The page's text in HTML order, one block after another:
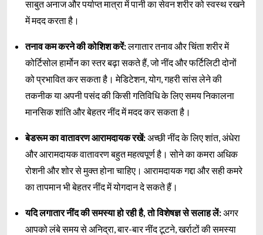
साबुत अनाज और पर्याप्त मात्रा में पानी का सेवन शरीर को स्वस्थ रखने
में मदद करता है।
तनाव कम करने की कोशिश करें:लगातार तनाव और चिंता शरीर में
कोर्टिसोल हार्मोन का स्तर बढ़ा सकते हैं, जो नींद और फर्टिलिटी दोनों
को प्रभावित कर सकता है। मेडिटेशन, योग, गहरी सांस लेने की
तकनीक या अपनी पसंद की किसी गतिविधि के लिए समय निकालना
मानसिक शांति और बेहतर नींद में मदद कर सकता है।
बेडरूम का वातावरण आरामदायक रखें:अच्छी नींद के लिए शांत, अंधेरा
और आरामदायक वातावरण बहुत महत्वपूर्ण है। सोने का कमरा अधिक
रोशनी और शोर से मुक्त होना चाहिए। आरामदायक गद्दा और सही कमरे
का तापमान भी बेहतर नींद में योगदान दे सकते हैं।
यदि लगातार नींद की समस्या हो रही है, तो विशेषज्ञ से सलाह लें:अगर
आपको लंबे समय से अनिद्रा, बार-बार नींद टूटने, खर्राटों की समस्या